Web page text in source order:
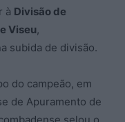
à Divisão de
Viseu,
subida de divisão.
do campeão, em
de Apuramento de